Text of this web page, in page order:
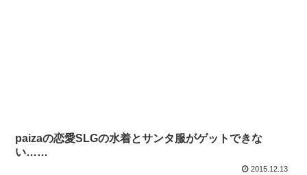
paizaの恋愛SLGの水着とサンタ服がゲットできな
い……
2015.12.13